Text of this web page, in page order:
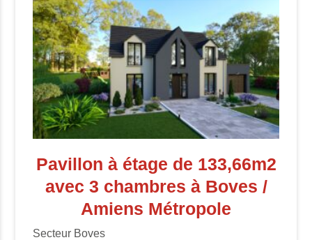
Pavillon à étage de 133,66m2
avec 3 chambres à Boves /
Amiens Métropole
Secteur Boves